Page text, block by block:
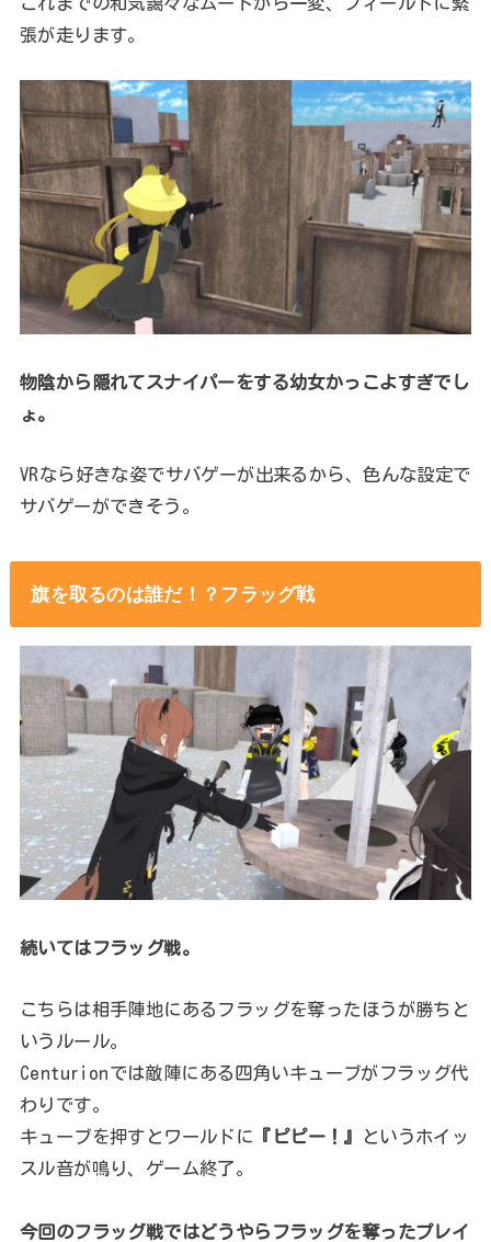
張が走ります。
物陰から隠れてスナイパーをする幼女かっこよすぎでし
ょ。
VRなら好きな姿でサバゲーが出来るから、色んな設定で
サバゲーができそう。
旗を取るのは誰だ！？フラッグ戦
続いてはフラッグ戦。
こちらは相手陣地にあるフラッグを奪ったほうが勝ちと
いうルール。
Centurionでは敵陣にある四角いキューブがフラッグ代
わりです。
キューブを押すとワールドに 『ピピー！』
というホイッ
スル音が鳴り、ゲーム終了。
今回のフラッグ戦ではどうやらフラッグを奪ったプレイ